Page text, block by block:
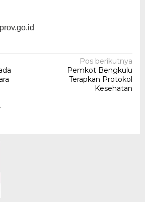
Pos berikutnya
Pemkot Bengkulu
Terapkan Protokol
Kesehatan